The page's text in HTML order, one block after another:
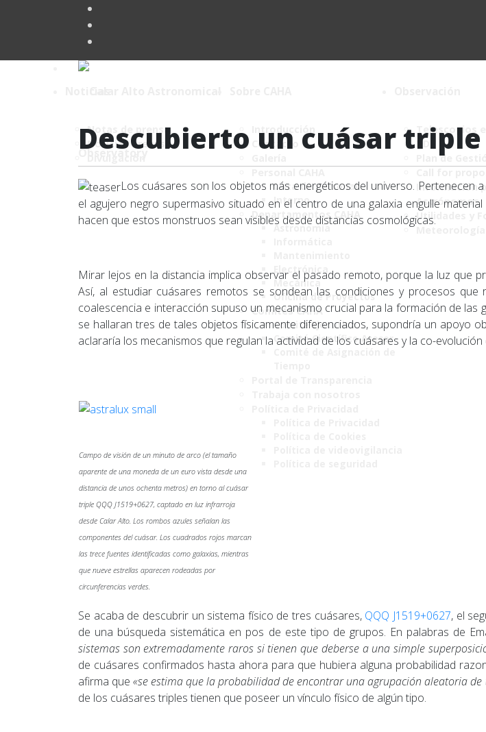
Notas de prensa
Noticias breves
Contacto
Lista de personal
Interno
Departamentos CAHA
Astronomía
Electrónica
Mecánica
Oficina de Proyectos
Comités CAHA
Comité Ejecutivo
Comité Científico Asesor
Telescopios
DDT
Plan de
Información
Astrónomos
Utilidades y
Descubierto un cuásar triple
Los cuásares son los objetos más energéticos del universo. Pertenecen
el agujero negro supermasivo situado en el centro de una galaxia engulle
hacen que estos monstruos sean visibles desde distancias cosmológicas.
Mirar lejos en la distancia implica observar el pasado remoto, porque la luz que
Así, al estudiar cuásares remotos se sondean las condiciones y procesos
coalescencia e interacción supuso un mecanismo crucial para la formación de
se hallaran tres de tales objetos físicamente diferenciados, supondría un apoyo
aclararía los mecanismos que regulan la actividad de los cuásares y la co-
Campo de visión de un minuto de arco (el tamaño
aparente de una moneda de un euro vista desde una
distancia de unos ochenta metros) en torno al cuásar
triple QQQ J1519+0627, captado en luz infrarroja
desde Calar Alto. Los rombos azules señalan las
componentes del cuásar. Los cuadrados rojos marcan
las trece fuentes identificadas como galaxias, mientras
que nueve estrellas aparecen rodeadas por
circunferencias verdes.
Se acaba de descubrir un sistema físico de tres cuásares, QQQ J1519+0627, el
de una búsqueda sistemática en pos de este tipo de grupos. En palabras de
sistemas son extremadamente raros si tienen que deberse a una simple
de cuásares confirmados hasta ahora para que hubiera alguna probabilidad
afirma que«se estima que la probabilidad de encontrar una agrupación aleatoria
de los cuásares triples tienen que poseer un vínculo físico de algún tipo.